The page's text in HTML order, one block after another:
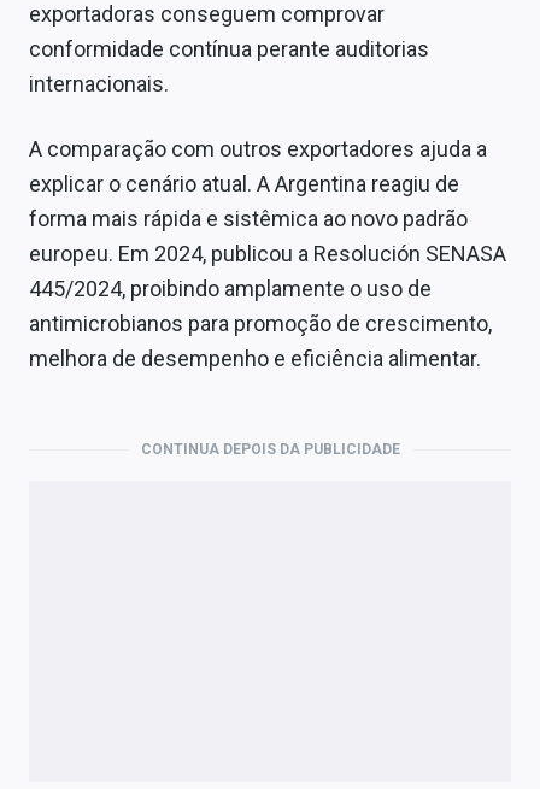
exportadoras conseguem comprovar
conformidade contínua perante auditorias
internacionais.
A comparação com outros exportadores ajuda a
explicar o cenário atual. A Argentina reagiu de
forma mais rápida e sistêmica ao novo padrão
europeu. Em 2024, publicou a Resolución SENASA
445/2024, proibindo amplamente o uso de
antimicrobianos para promoção de crescimento,
melhora de desempenho e eficiência alimentar.
CONTINUA DEPOIS DA PUBLICIDADE